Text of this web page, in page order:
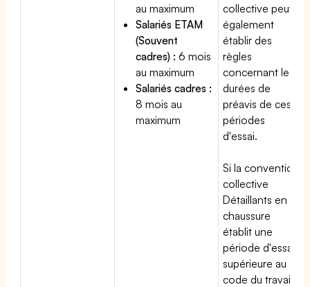
au maximum
Salariés ETAM
(Souvent
cadres) : 6 mois
au maximum
Salariés cadres :
8 mois au
maximum
collective peut
également
établir des
règles
concernant les
durées de
préavis de ces
périodes
d'essai.
Si la convention
collective
Détaillants en
chaussure
établit une
période d'essai
supérieure au
code du travail,